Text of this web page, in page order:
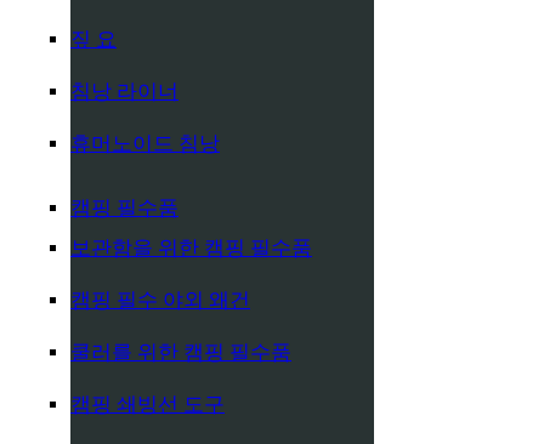
짚 요
침낭 라이너
휴머노이드 침낭
캠핑 필수품
보관함을 위한 캠핑 필수품
캠핑 필수 야외 왜건
쿨러를 위한 캠핑 필수품
캠핑 쇄빙선 도구